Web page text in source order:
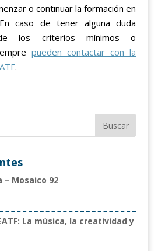
o continuar la formación en
caso de tener alguna duda
los criterios mínimos o
pueden contactar con la
.
– Mosaico 92
La música, la creatividad y